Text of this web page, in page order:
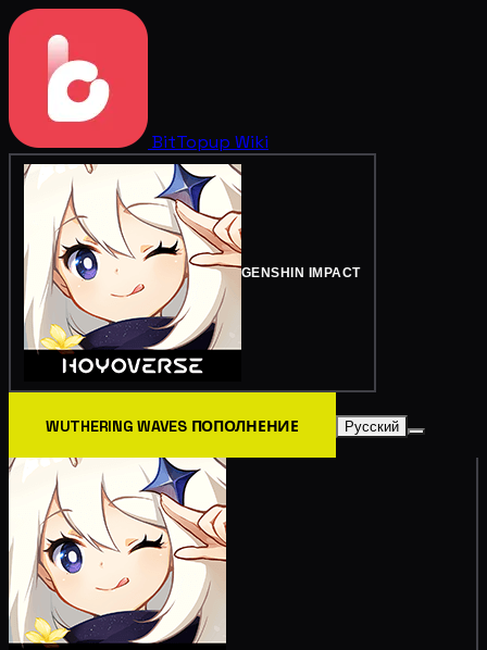
BitTopup Wiki
GENSHIN IMPACT
WUTHERING WAVES ПОПОЛНЕНИЕ Русский